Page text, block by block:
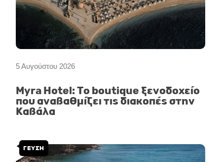
5 Αυγούστου 2026
Myra Hotel: Το boutique ξενοδοχείο
που αναβαθμίζει τις διακοπές στην
Καβάλα
ΓΕΥΣΗ